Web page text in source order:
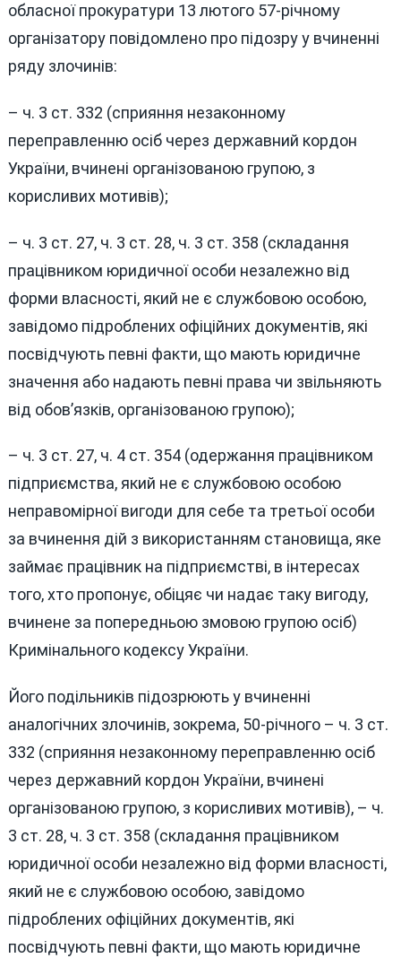
обласної прокуратури 13 лютого 57-річному
організатору повідомлено про підозру у вчиненні
ряду злочинів:
– ч. 3 ст. 332 (сприяння незаконному
переправленню осіб через державний кордон
України, вчинені організованою групою, з
корисливих мотивів);
– ч. 3 ст. 27, ч. 3 ст. 28, ч. 3 ст. 358 (складання
працівником юридичної особи незалежно від
форми власності, який не є службовою особою,
завідомо підроблених офіційних документів, які
посвідчують певні факти, що мають юридичне
значення або надають певні права чи звільняють
від обов’язків, організованою групою);
– ч. 3 ст. 27, ч. 4 ст. 354 (одержання працівником
підприємства, який не є службовою особою
неправомірної вигоди для себе та третьої особи
за вчинення дій з використанням становища, яке
займає працівник на підприємстві, в інтересах
того, хто пропонує, обіцяє чи надає таку вигоду,
вчинене за попередньою змовою групою осіб)
Кримінального кодексу України.
Його подільників підозрюють у вчиненні
аналогічних злочинів, зокрема, 50-річного – ч. 3 ст.
332 (сприяння незаконному переправленню осіб
через державний кордон України, вчинені
організованою групою, з корисливих мотивів), – ч.
3 ст. 28, ч. 3 ст. 358 (складання працівником
юридичної особи незалежно від форми власності,
який не є службовою особою, завідомо
підроблених офіційних документів, які
посвідчують певні факти, що мають юридичне